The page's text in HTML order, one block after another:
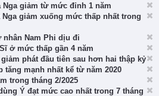
giảm từ mức đỉnh 1 năm
giảm xuống mức thấp nhất trong
Nam Phi dịu đi
ở mức thấp gần 4 năm
phát đầu tiên sau hơn hai thập kỷ
tăng mạnh nhất kể từ năm 2020
trong tháng 2/2025
Ý đạt mức cao nhất trong 7 tháng